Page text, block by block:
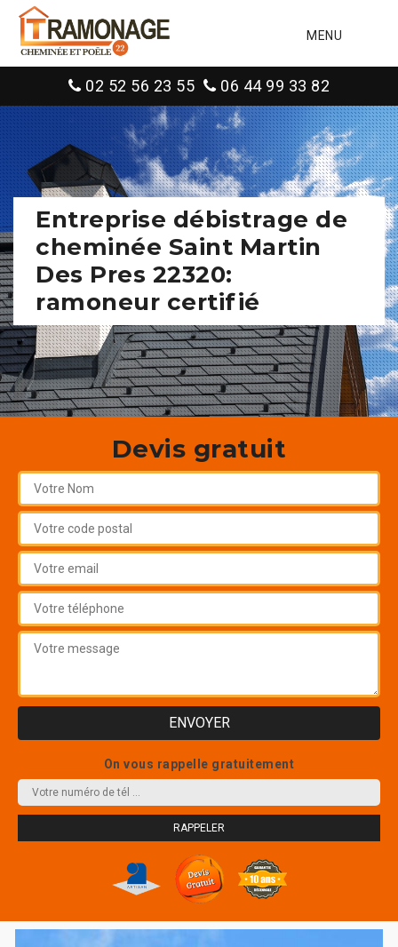
MENU
02 52 56 23 55 06 44 99 33 82
Entreprise débistrage de
cheminée Saint Martin
Des Pres 22320:
ramoneur certifié
Devis gratuit
On vous rappelle gratuitement